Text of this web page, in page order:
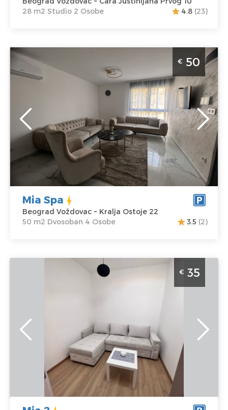
28 m2 Studio 2 Osobe
4.8 (23)
Dvosoban Apartman Mia Spa Beograd Vozdovac.
Apartman sa djakuzijem.
Beograd
Beograd
Voždovac
Adresa:Kralja
Ostoje 22
Cena50 €
Gosti:4
Kvadratura :50
m2
Struktura :
Dvosoban
€ 50
Mia Spa
Beograd Voždovac ~ Kralja Ostoje 22
50 m2 Dvosoban 4 Osobe
3.5 (2)
Dvosoban Apartman Mia 2 Beograd Vozdovac.
Namenjen za 4 osobe u blizini Sumica.
Beograd
Voždovac
Kralja
35 €
m2
Struktura :
Dvosoban
€ 35